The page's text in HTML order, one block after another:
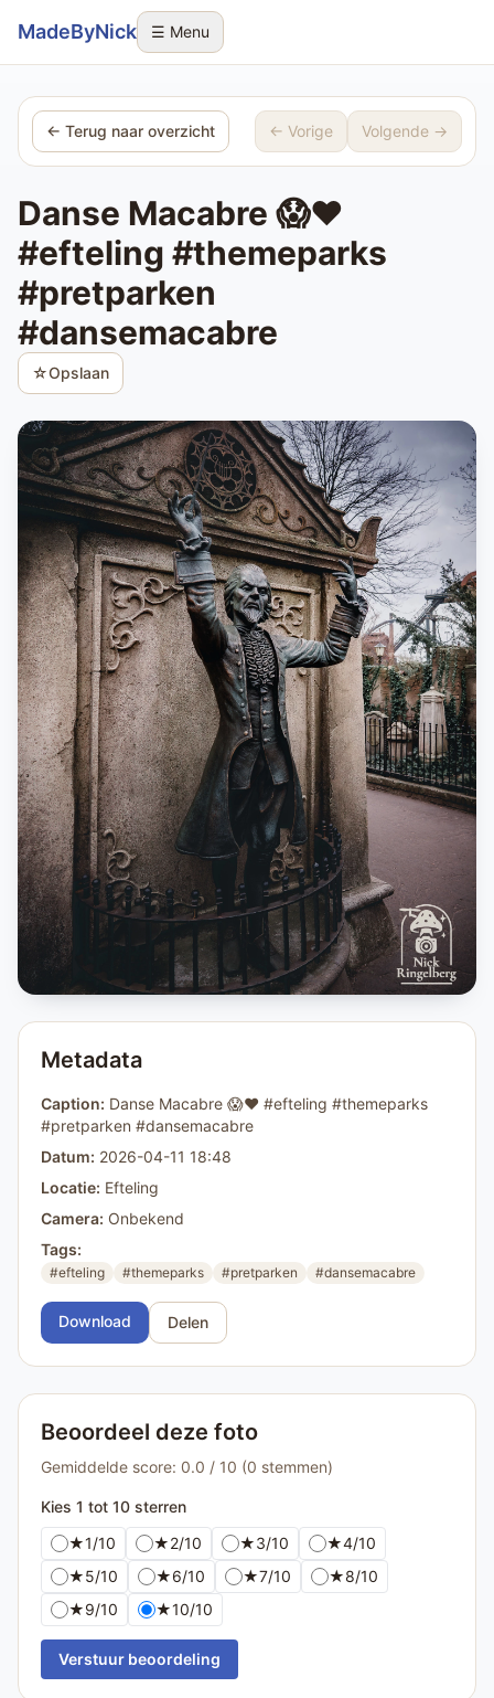
Sla navigatie over
MadeByNick ☰ Menu
← Terug naar overzicht ← Vorige Volgende →
Danse Macabre 😱❤️
#efteling #themeparks
#pretparken
#dansemacabre
☆Opslaan
Metadata
Caption: Danse Macabre 😱❤️ #efteling #themeparks
#pretparken #dansemacabre
Datum: 2026-04-11 18:48
Locatie: Efteling
Camera: Onbekend
Tags:
#efteling #themeparks #pretparken #dansemacabre
Download Delen
Beoordeel deze foto
Gemiddelde score: 0.0 / 10 (0 stemmen)
Kies 1 tot 10 sterren
★1/10 ★2/10 ★3/10 ★4/10
★5/10 ★6/10 ★7/10 ★8/10
★9/10 ★10/10
Verstuur beoordeling